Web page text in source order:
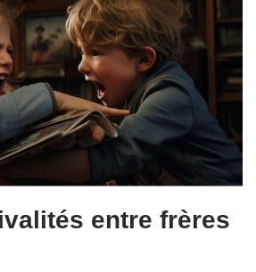
entre frères